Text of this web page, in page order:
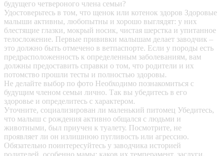
будущего четвероного члена семьи?
Удостоверьтесь в том, что щенок или котенок здоров Здоровые
малыши активны, любопытны и хорошо выглядят: у них
блестящие глазки, мокрый носик, чистая шерстка и упитанное
телосложение. Первые прививки малышам делает заводчик –
это должно быть отмечено в ветпаспорте. Если у породы есть
предрасположенность к определенным заболеваниям, вам
должны предоставить справки о том, что родители и их
потомство прошли тесты и полностью здоровы.
Не делайте выбор по фото Необходимо познакомиться с
будущим членом семьи лично. Так вы убедитесь в его
здоровье и определитесь с характером.
Уточните, социализирован ли маленький питомец Убедитесь,
что малыш с рождения активно общался с людьми и
животными, был приучен к туалету. Посмотрите, не
проявляет ли он излишнюю пугливость или агрессию.
Обязательно поинтересуйтесь у заводчика историей